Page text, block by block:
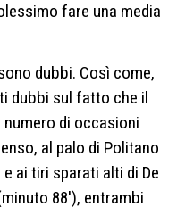
fare una media
dubbi. Così come,
dubbi sul fatto che il
di occasioni
al palo di Politano
ai tiri sparati alti di De
88′), entrambi